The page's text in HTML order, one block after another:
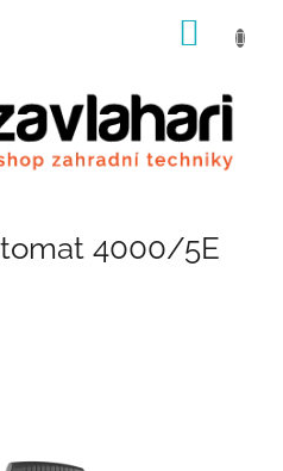
4000/5E